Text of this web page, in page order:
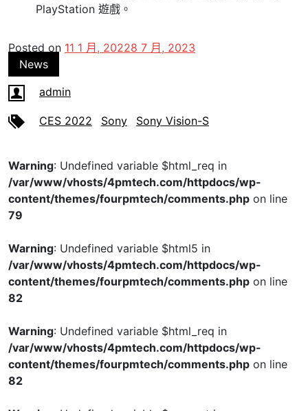
PlayStation 遊戲。
Posted on 11 1 月, 20228 7 月, 2023
News
admin
CES 2022 Sony Sony Vision-S
Warning: Undefined variable $html_req in
/var/www/vhosts/4pmtech.com/httpdocs/wp-
content/themes/fourpmtech/comments.php on line
79
Warning: Undefined variable $html5 in
/var/www/vhosts/4pmtech.com/httpdocs/wp-
content/themes/fourpmtech/comments.php on line
82
Warning: Undefined variable $html_req in
/var/www/vhosts/4pmtech.com/httpdocs/wp-
content/themes/fourpmtech/comments.php on line
82